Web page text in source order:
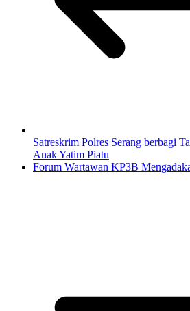
Satreskrim Polres Serang berbagi
Anak Yatim Piatu
Forum Wartawan KP3B